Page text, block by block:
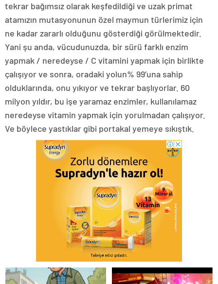
tekrar bağımsız olarak keşfedildiği ve uzak primat
atamızın mutasyonunun özel maymun türlerimiz için
ne kadar zararlı olduğunu gösterdiği görülmektedir.
Yani şu anda, vücudunuzda, bir sürü farklı enzim
yapmak / neredeyse / C vitamini yapmak için birlikte
çalışıyor ve sonra, oradaki yolun% 99’una sahip
olduklarında, onu yıkıyor ve tekrar başlıyorlar. 60
milyon yıldır, bu işe yaramaz enzimler, kullanılamaz
neredeyse vitamin yapmak için yorulmadan çalışıyor.
Ve böylece yastıklar gibi portakal yemeye sıkıştık.